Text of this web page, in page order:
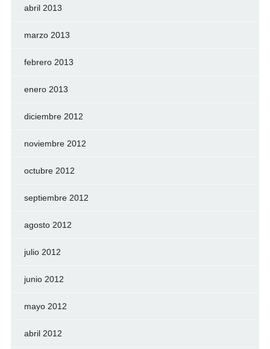
abril 2013
marzo 2013
febrero 2013
enero 2013
diciembre 2012
noviembre 2012
octubre 2012
septiembre 2012
agosto 2012
julio 2012
junio 2012
mayo 2012
abril 2012